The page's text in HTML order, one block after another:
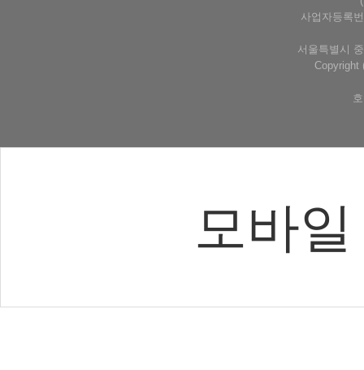
사업자등록
서울특별시
Copyright
모바